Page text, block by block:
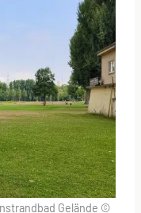
Gelände ©